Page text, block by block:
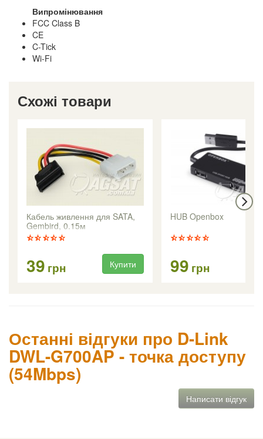
Випромінювання
FCC Class B
CE
C-Tick
Wi-Fi
Схожі товари
Кабель живлення для SATA,
Gembird, 0.15м
39 грн Купити
HUB Openbox
99 грн
Останні відгуки про D-Link
DWL-G700AP - точка доступу
(54Mbps)
Написати відгук